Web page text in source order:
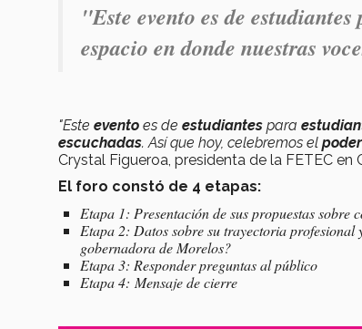
"Este evento es de
espacio en donde nuestras
"Este evento es de estudiantes para
escuchadas.Así que hoy, celebremos el poder
Crystal Figueroa, presidenta de la FETEC en
El foro constó de 4 etapas:
Etapa 1: Presentación de sus propuestas
Etapa 2: Datos sobre su trayectoria
gobernadora de Morelos?
Etapa 3: Responder preguntas al público
Etapa 4: Mensaje de cierre